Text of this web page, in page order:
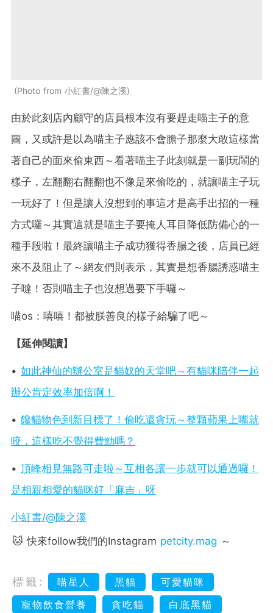
Photo from 小紅書/@陳之溪
由於此刻店內顧守的店員根本沒有要趕走喵主子的意
圖，又或許是以為喵主子應該不會膽子那麼大敢這樣當
著自己的面來偷東西～看著喵主子此刻就是一副玩鬧的
樣子，左翻翻右翻翻也不像是來偷吃的，就讓喵主子玩
一玩好了！但是讓人沒想到的事這才是高手出招的一種
方式囉～其實這就是喵主子要掩人耳目降低防備心的一
種手段啦！最終讓喵主子成功獲得香腸之後，店員已經
來不及阻止了～網友們則表示，其實是想香腸誘惑喵主
子噠！否則喵主子也沒想過要下手囉～
喵os：嘻嘻！都被朕善良的樣子給騙了吧～
【延伸閱讀】
• 如此神仙的辦公室是貓奴的天堂吧～有貓咪陪伴一起
辦公肯定效率加倍啊！
• 饞貓物色到新目標了！偷吃還貪玩～整顆蘋果上嘴就
咬，這樣吃不覺得費勁嗎？
• 頂峰相見無路可走啦～互相各讓一步就可以通過囉！
是相親相愛的貓咪好「麻吉」呀
小紅書/@陳之溪
🐱 快來follow我們的Instagram petcity.mag ～
標籤: 喵星人 黑貓
可愛貓咪
寵物飲食營養
貪吃貓
白底黑貓